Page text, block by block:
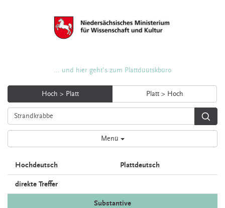
... und hier geht's zum Plattdüütskbüro
Hoch > Platt Platt > Hoch
Menü
Hochdeutsch Plattdeutsch
direkte Treffer
Substantive